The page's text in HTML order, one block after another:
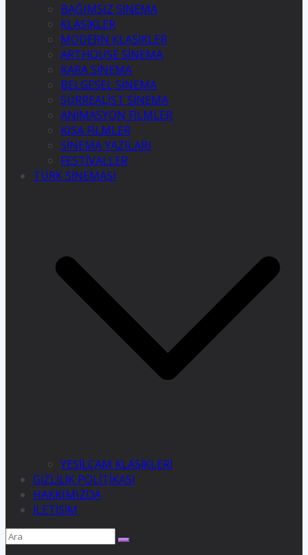
BAĞIMSIZ SİNEMA
KLASİKLER
MODERN KLASİKLER
ARTHOUSE SİNEMA
KARA SİNEMA
BELGESEL SİNEMA
SÜRREALİST SİNEMA
ANİMASYON FİLMLER
KISA FİLMLER
SİNEMA YAZILARI
FESTİVALLER
TÜRK SİNEMASI
YEŞİLÇAM KLASİKLERİ
GİZLİLİK POLİTİKASI
HAKKIMIZDA
İLETİŞİM